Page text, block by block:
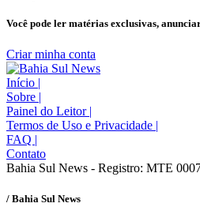
Você pode ler matérias exclusivas,
Criar minha conta
Início |
Sobre |
Painel do Leitor |
Termos de Uso e Privacidade |
FAQ |
Contato
Bahia Sul News - Registro: MTE
/ Bahia Sul News